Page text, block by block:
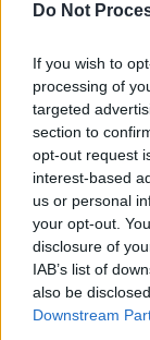
Do Not
If you wish to
processing of
targeted
section to
opt-out request
interest-based
us or personal
your opt-out.
disclosure of
IAB’s list of
also be
Downstream
Profitez des
28 AVR 2026
HISTOIREDEVACS
Navigation
de
l’article
La Baule, la